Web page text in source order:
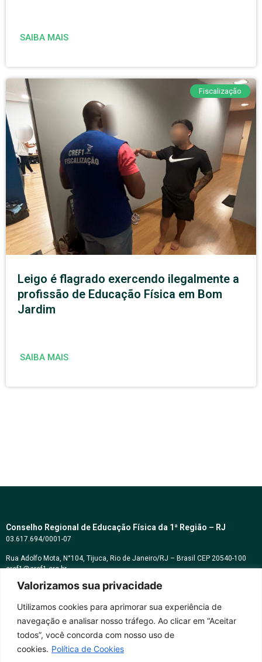
Valorizamos sua privacidade
Utilizamos cookies para aprimorar sua experiência de
navegação e analisar nosso tráfego. Ao clicar em “Aceitar
todos”, você concorda com nosso uso de
cookies. Política de Cookies
SAIBA MAIS
Fiscalização
Leigo é flagrado exercendo ilegalmente a
profissão de Educação Física em Bom
Jardim
SAIBA MAIS
Conselho Regional de Educação Física da 1ª Região – RJ
03.617.694/0001-07
Rua Adolfo Mota, N°104, Tijuca, Rio de Janeiro/RJ – Brasil CEP 20540-100
cref1@cref1.org.br
Assessoria de comunicação:
Horários de atendimento:
Whatsapp: (21) 2569-2398